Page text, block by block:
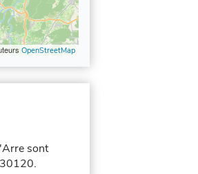
OpenStreetMap
sont